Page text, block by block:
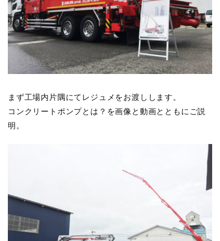
まず工場内片隅にてレジュメをお渡しします。
コンクリートポンプとは？を画像と動画とともにご説
明。